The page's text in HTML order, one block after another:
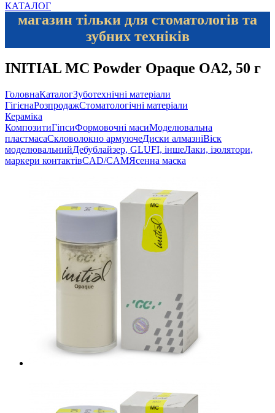
КАТАЛОГ
магазин тільки для стоматологів та
зубних техніків
INITIAL MC Powder Opaque OA2, 50 г
ГоловнаКаталогЗуботехнічні матеріали
ГігієнаРозпродажСтоматологічні матеріали
Кераміка
КомпозитиГіпсиФормовочні масиМоделювальна
пластмасаСкловолокно армуючеДиски алмазніВіск
моделювальнийДебублайзер, GLUFI, іншеЛаки, ізолятори,
маркери контактівCAD/CAMЯсенна маска